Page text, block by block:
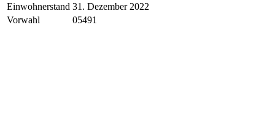
Einwohnerstand 31. Dezember 2022
Vorwahl
05491